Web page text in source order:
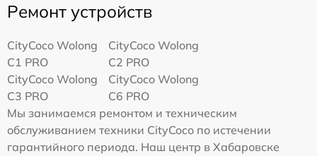
Ремонт устройств
CityCoco Wolong
C1 PRO
CityCoco Wolong
C2 PRO
CityCoco Wolong
C3 PRO
CityCoco Wolong
C6 PRO
Мы занимаемся ремонтом и техническим
обслуживанием техники CityCoco по истечении
гарантийного периода. Наш центр в Хабаровске